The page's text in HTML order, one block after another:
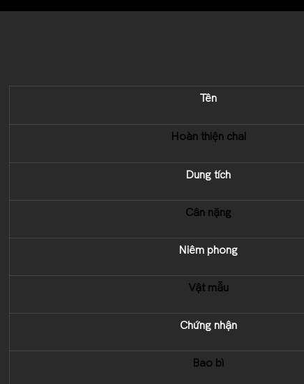
Tên
Hoàn thiện chai
Dung tích
Cân nặng
Niêm phong
Vật mẫu
Chứng nhận
Bao bì